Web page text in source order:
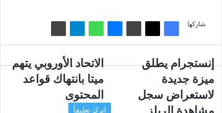
شاركها
إنستجرام
يطلق
ميزة
جديدة
لاستعراض
إنستجرام يطلق
ميزة جديدة
لاستعراض سجل
الاتحاد
الأوروبي
يتهم
ميتا
بانتهاك
الاتحاد الأوروبي يتهم
ميتا بانتهاك قواعد
المحتوى
اترك تعليقاً